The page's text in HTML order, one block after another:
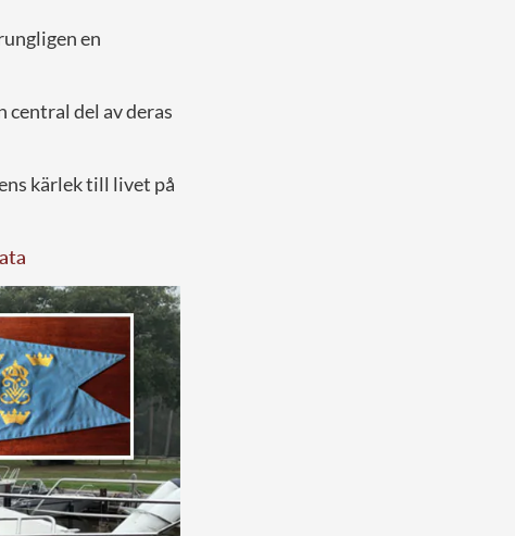
en
central del av deras
kärlek till livet på